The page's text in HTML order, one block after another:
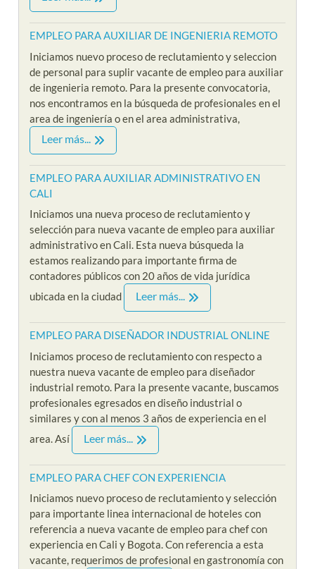
EMPLEO PARA AUXILIAR DE INGENIERIA REMOTO
Iniciamos nuevo proceso de reclutamiento y seleccion
de personal para suplir vacante de empleo para auxiliar
de ingenieria remoto. Para la presente convocatoria,
nos encontramos en la búsqueda de profesionales en el
area de ingeniería o en el area administrativa,
Leer más...
EMPLEO PARA AUXILIAR ADMINISTRATIVO EN
CALI
Iniciamos una nueva proceso de reclutamiento y
selección para nueva vacante de empleo para auxiliar
administrativo en Cali. Esta nueva búsqueda la
estamos realizando para importante firma de
contadores públicos con 20 años de vida jurídica
ubicada en la ciudad
Leer más...
EMPLEO PARA DISEÑADOR INDUSTRIAL ONLINE
Iniciamos proceso de reclutamiento con respecto a
nuestra nueva vacante de empleo para diseñador
industrial remoto. Para la presente vacante, buscamos
profesionales egresados en diseño industrial o
similares y con al menos 3 años de experiencia en el
area. Así
Leer más...
EMPLEO PARA CHEF CON EXPERIENCIA
Iniciamos nuevo proceso de reclutamiento y selección
para importante linea internacional de hoteles con
referencia a nueva vacante de empleo para chef con
experiencia en Cali y Bogota. Con referencia a esta
vacante, requerimos de profesional en gastronomía con